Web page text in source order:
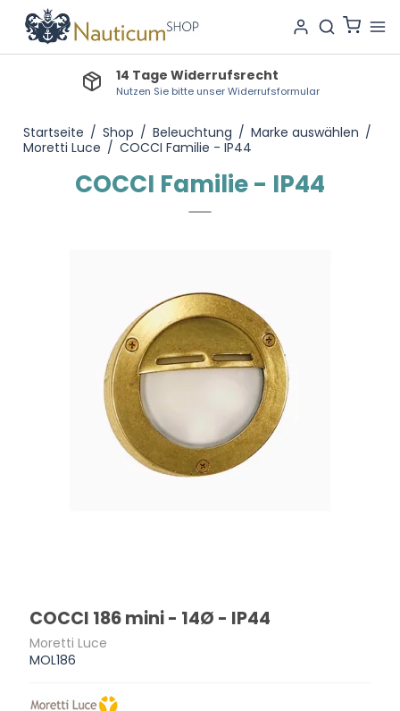
14 Tage Widerrufsrecht
Nutzen Sie bitte unser Widerrufsformular
Startseite / Shop / Beleuchtung / Marke auswählen /
Moretti Luce / COCCI Familie - IP44
COCCI Familie - IP44
COCCI 186 mini - 14Ø - IP44
Moretti Luce
MOL186